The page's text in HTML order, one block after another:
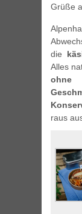
Grüße
die
Alles
raus